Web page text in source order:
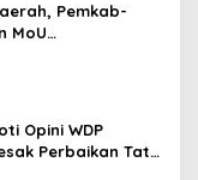
Pemkab-
MoU
Opini WDP
Perbaikan Tata